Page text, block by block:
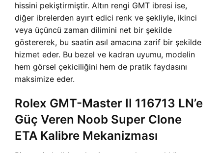
hissini pekiştirmiştir. Altın rengi GMT ibresi ise,
diğer ibrelerden ayırt edici renk ve şekliyle, ikinci
veya üçüncü zaman dilimini net bir şekilde
göstererek, bu saatin asıl amacına zarif bir şekilde
hizmet eder. Bu bezel ve kadran uyumu, modelin
hem görsel çekiciliğini hem de pratik faydasını
maksimize eder.
Rolex GMT-Master II 116713 LN’e
Güç Veren Noob Super Clone
ETA Kalibre Mekanizması